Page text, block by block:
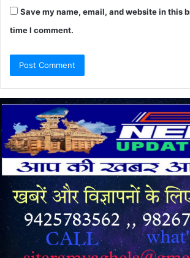
Save my name, email, and website in this
time I comment.